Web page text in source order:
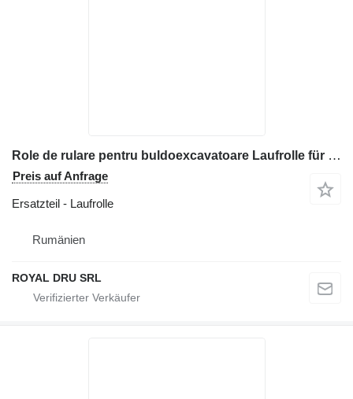
Role de rulare pentru buldoexcavatoare Laufrolle für New Holland E202SR Baumaschinen
Preis auf Anfrage
Ersatzteil - Laufrolle
Rumänien
ROYAL DRU SRL